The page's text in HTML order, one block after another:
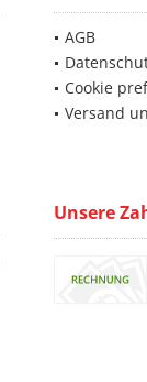
AGB
Cookie
Versand
Unsere